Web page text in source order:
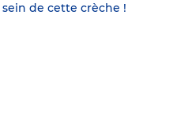
de cette crèche !